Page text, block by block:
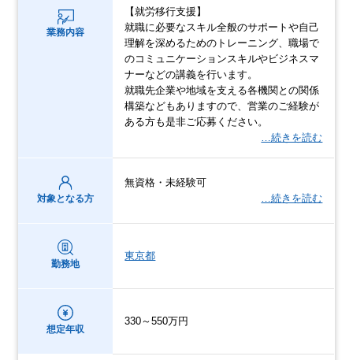
業務内容
【就労移行支援】
就職に必要なスキル全般のサポートや自己
理解を深めるためのトレーニング、職場で
のコミュニケーションスキルやビジネスマ
ナーなどの講義を行います。
就職先企業や地域を支える各機関との関係
構築などもありますので、営業のご経験が
ある方も是非ご応募ください。
…続きを読む
対象となる方
無資格・未経験可
…続きを読む
勤務地
東京都
想定年収
330～550万円